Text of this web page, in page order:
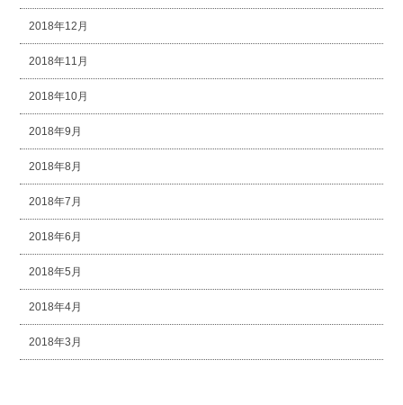
2018年12月
2018年11月
2018年10月
2018年9月
2018年8月
2018年7月
2018年6月
2018年5月
2018年4月
2018年3月